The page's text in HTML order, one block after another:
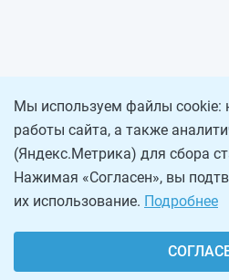
Мы используем файлы cookie:
работы сайта, а также
(Яндекс.Метрика) для сбора
Нажимая «Согласен», вы
их использование. Подробнее